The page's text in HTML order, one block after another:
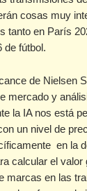
cosas muy
tanto en París
de fútbol.
de Nielsen
mercado y
la IA nos está
un nivel de
en la
calcular el valor
marcas en las